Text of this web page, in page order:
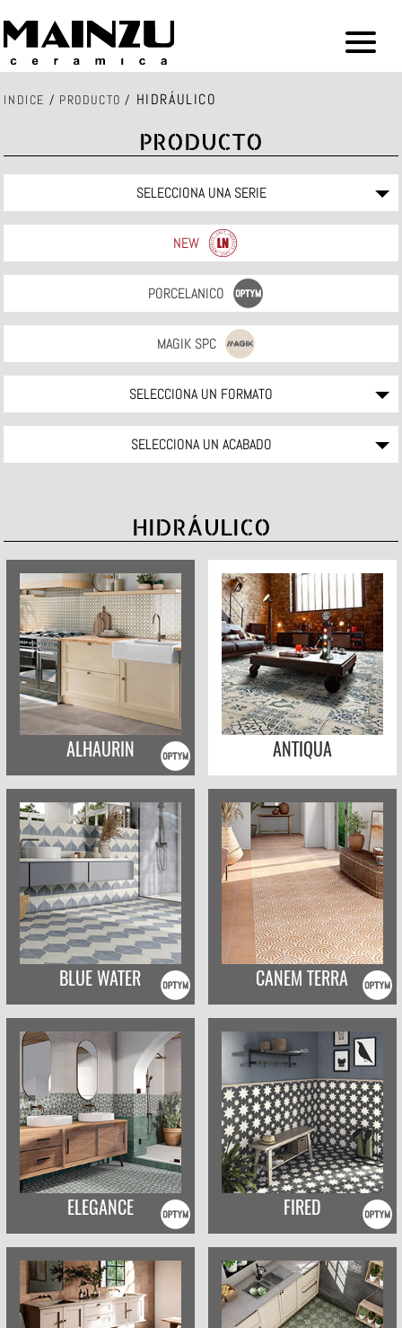
INDICE / PRODUCTO / HIDRÁULICO
PRODUCTO
NEW
PORCELANICO
MAGIK SPC
SELECCIONA UN FORMATO
SELECCIONA UN ACABADO
SELECCIONA UNA SERIE
HIDRÁULICO
ALHAURIN ANTIQUA
BLUE WATER CANEM TERRA
ELEGANCE FIRED